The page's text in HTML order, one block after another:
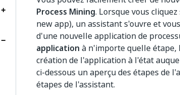
Process Mining. Lorsque vous
new app), un assistant s'ouvre et
d'une nouvelle application de
application à n'importe quelle étape,
création de l'application à l'état
ci-dessous un aperçu des étapes de
étapes de l'assistant.